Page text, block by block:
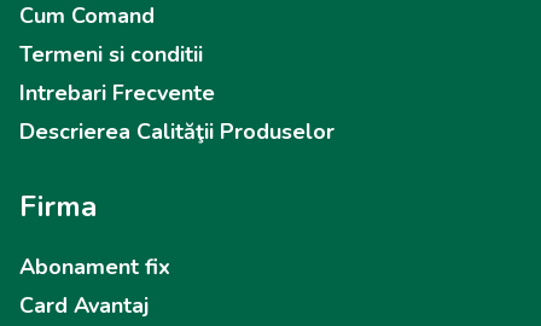
Cum Comand
Termeni si conditii
Intrebari Frecvente
Descrierea Calităţii Produselor
Firma
Abonament fix
Card Avantaj